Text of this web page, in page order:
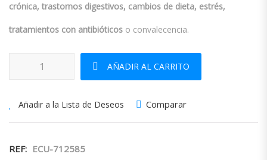
crónica, trastornos digestivos, cambios de dieta, estrés,
tratamientos con antibióticos o convalecencia.
Procanicare Plus 30 g cantidad
AÑADIR AL CARRITO
Añadir a la Lista de Deseos Comparar
REF: ECU-712585